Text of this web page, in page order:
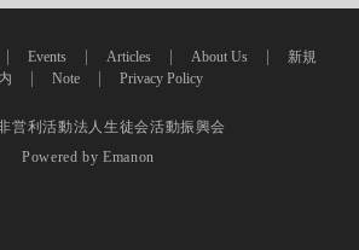
Events Articles About Us
新規
Note Privacy Policy
営利活動法人生徒会活動振興会
Powered byEmanon